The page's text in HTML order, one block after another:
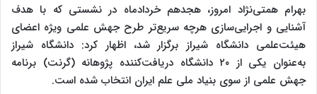
بهرام همتی‌نژاد امروز، هجدهم خردادماه در نشستی که با هدف
آشنایی و اجرایی‌سازی هرچه سریع‌تر طرح جهش علمی ویژه اعضای
هیئت‌علمی دانشگاه شیراز برگزار شد، اظهار کرد: دانشگاه شیراز
به‌عنوان یکی از ۲۰ دانشگاه دریافت‌کننده پژوهانه (گرنت) برنامه
جهش علمی از سوی بنیاد ملی علم ایران انتخاب شده است.